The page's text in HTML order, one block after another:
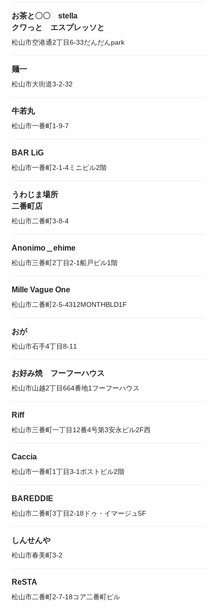
お茶と〇〇 stella
クワっと エスプレッソと
松山市空港通2丁目6-33だんだんpark
麺一
松山市大街道3-2-32
牛若丸
松山市一番町1-9-7
BAR LiG
松山市一番町2-1-4ミニビル2階
うわじま場所
二番町店
松山市二番町3-8-4
Anonimo＿ehime
松山市三番町2丁目2-1船戸ビル1階
Mille Vague One
松山市二番町2-5-4312MONTHBLD1F
おが
松山市石手4丁目8-11
お好み焼 フーフーハウス
松山市山越2丁目664番地1フーフーハウス
Riff
松山市三番町一丁目12番4号第3安永ビル2F西
Caccia
松山市一番町1丁目3-1ポストビル2階
BAREDDIE
松山市二番町3丁目2-18ドゥ・イマージュ5F
しんせんや
松山市春美町3-2
ReSTA
松山市二番町2-7-18コア二番町ビル